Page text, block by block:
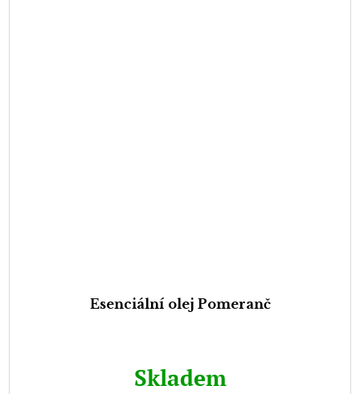
Esenciální olej Pomeranč
Skladem